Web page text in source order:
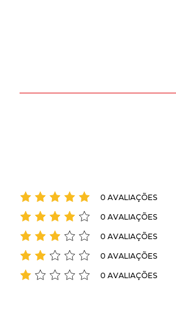
0 AVALIAÇÕES
0 AVALIAÇÕES
0 AVALIAÇÕES
0 AVALIAÇÕES
0 AVALIAÇÕES